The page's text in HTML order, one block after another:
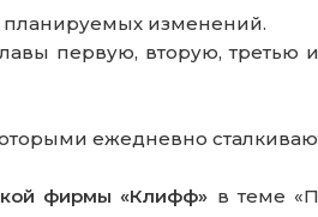
планируемых изменений.
первую, вторую, третью
ежедневно
фирмы «Клифф» в теме